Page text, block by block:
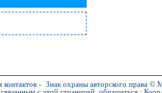
- Знак охраны авторского права ©